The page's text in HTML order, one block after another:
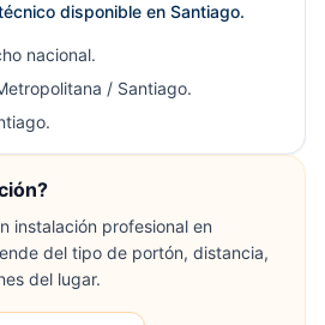
disponible en Santiago.
nacional.
/ Santiago.
instalación profesional en
del tipo de portón, distancia,
del lugar.